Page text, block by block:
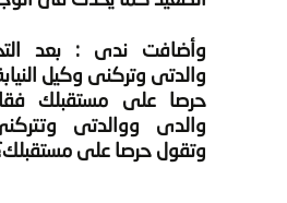
وأضافت ندى : بعد
والدتى وتركنى وكيل
حرصا على مستقبلك
والدى ووالدتى
وتقول حرصا على